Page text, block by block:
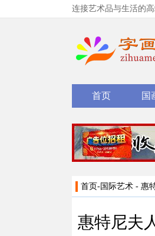
连接艺术品与生活的
首页 国
首页-国际艺术 - 惠
惠特尼夫